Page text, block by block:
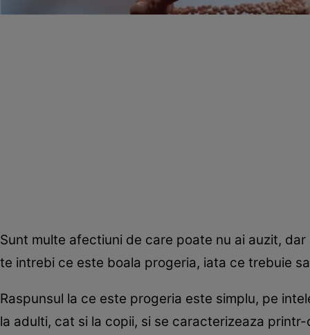
Sunt multe afectiuni de care poate nu ai auzit,
te intrebi ce este boala progeria, iata ce trebuie
Raspunsul la ce este progeria este simplu, pe
la adulti, cat si la copii, si se caracterizeaza